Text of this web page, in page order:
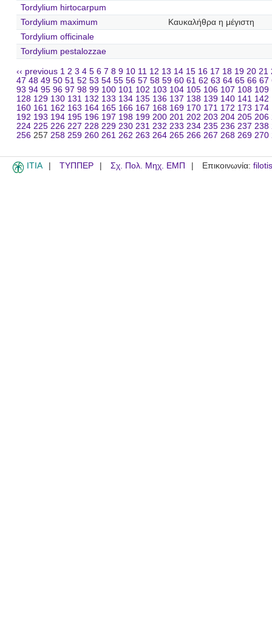
Tordylium hirtocarpum
Tordylium maximum
Καυκαλήθρα η μέγιστη
Tordylium officinale
Tordylium pestalozzae
‹‹ previous 1 2 3 4 5 6 7 8 9 10 11 12 13 14 15 16 17 18 19 20 21
47 48 49 50 51 52 53 54 55 56 57 58 59 60 61 62 63 64 65 66 67
93 94 95 96 97 98 99 100 101 102 103 104 105 106 107 108 109
128 129 130 131 132 133 134 135 136 137 138 139 140 141 142
160 161 162 163 164 165 166 167 168 169 170 171 172 173 174
192 193 194 195 196 197 198 199 200 201 202 203 204 205 206
224 225 226 227 228 229 230 231 232 233 234 235 236 237 238
256 257 258 259 260 261 262 263 264 265 266 267 268 269 270
ITIA ΤΥΠΠΕΡ Σχ. Πολ. Μηχ. ΕΜΠ Επικοινωνία: